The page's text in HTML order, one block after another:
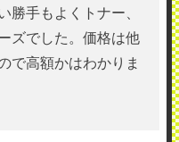
勝手もよくトナー、
ズでした。価格は他
で高額かはわかりま